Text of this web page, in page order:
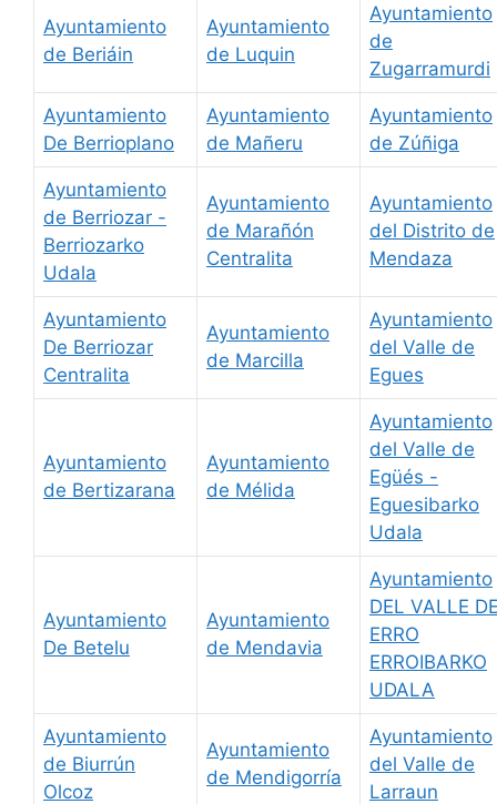
Ayuntamiento
de Beriáin
Ayuntamiento
de Luquin
Ayuntamiento
de
Zugarramurdi
Ayuntamiento
De Berrioplano
Ayuntamiento
de Mañeru
Ayuntamiento
de Zúñiga
Ayuntamiento
de Berriozar -
Berriozarko
Udala
Ayuntamiento
de Marañón
Centralita
Ayuntamiento
del Distrito de
Mendaza
Ayuntamiento
De Berriozar
Centralita
Ayuntamiento
de Marcilla
Ayuntamiento
del Valle de
Egues
Ayuntamiento
de Bertizarana
Ayuntamiento
de Mélida
Ayuntamiento
del Valle de
Egüés -
Eguesibarko
Udala
Ayuntamiento
De Betelu
Ayuntamiento
de Mendavia
Ayuntamiento
DEL VALLE
ERRO
ERROIBARKO
UDALA
Ayuntamiento
de Biurrún
Olcoz
Ayuntamiento
de Mendigorría
Ayuntamiento
del Valle de
Larraun